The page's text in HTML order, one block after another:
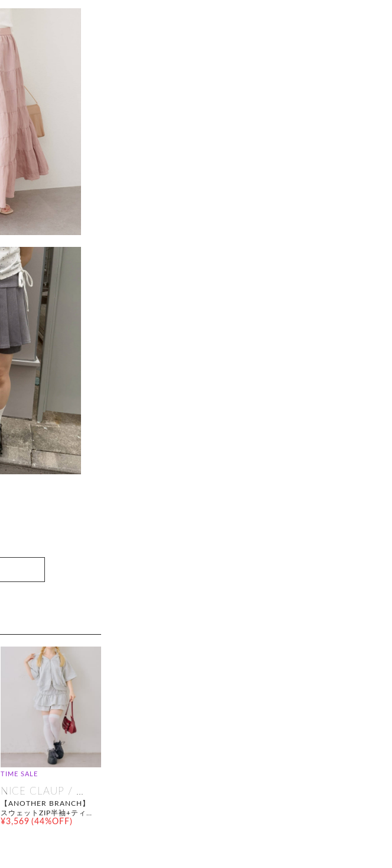
TIME SALE
【ANOTHER BRANCH】
スウェットZIP半袖+ティア
ードミニスカート
¥3,569 (44%OFF)